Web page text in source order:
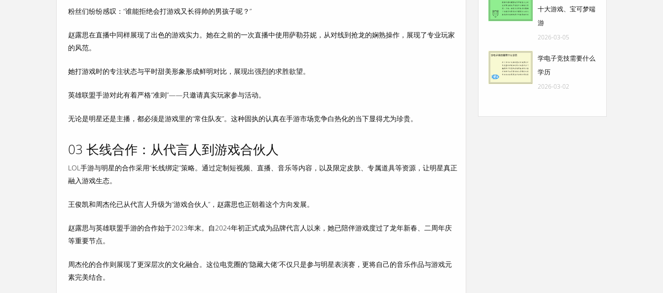
粉丝们纷纷感叹：“谁能拒绝会打游戏又长得帅的男孩子呢？”
赵露思在直播中同样展现了出色的游戏实力。她在之前的一次直播中使用萨勒芬妮，从对线到抢龙的娴熟操作，展现了专业玩家
的风范。
她打游戏时的专注状态与平时甜美形象形成鲜明对比，展现出强烈的求胜欲望。
英雄联盟手游对此有着严格“准则”——只邀请真实玩家参与活动。
无论是明星还是主播，都必须是游戏里的“常住队友”。这种固执的认真在手游市场竞争白热化的当下显得尤为珍贵。
03 长线合作：从代言人到游戏合伙人
LOL手游与明星的合作采用“长线绑定”策略。通过定制短视频、直播、音乐等内容，以及限定皮肤、专属道具等资源， 让明星真正
融入游戏生态。
王俊凯和周杰伦已从代言人升级为“游戏合伙人”，赵露思也正朝着这个方向发展。
赵露思与英雄联盟手游的合作始于2023年末。自2024年初正式成为品牌代言人以来，她已陪伴游戏度过了龙年新春、二周年庆
等重要节点。
周杰伦的合作则展现了更深层次的文化融合。这位电竞圈的“隐藏大佬”不仅只是参与明星表演赛，更将自己的音乐作品与游戏元
素完美结合。
十大游戏、宝可梦端
游
2026-03-05
学电子竞技需要什么
学历
2026-03-02